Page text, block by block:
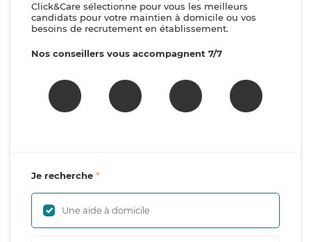
Click&Care sélectionne pour vous les meilleurs
candidats pour votre maintien à domicile ou vos
besoins de recrutement en établissement.
Nos conseillers vous accompagnent 7/7
Je recherche
Une aide à domicile